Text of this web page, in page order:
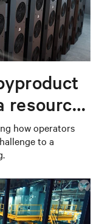
resource
how operators
to a